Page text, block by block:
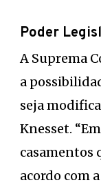
Poder
A Suprema
a
seja
Knesset.
casamentos
acordo com